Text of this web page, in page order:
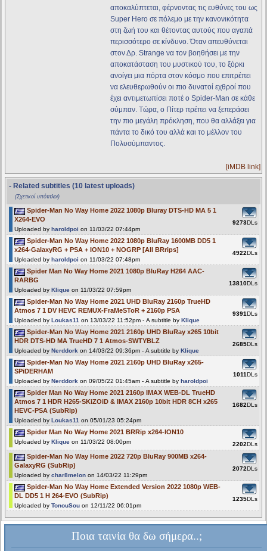
αποκαλύπτεται, φέρνοντας τις ευθύνες του ως
Super Hero σε πόλεμο με την κανονικότητα
στη ζωή του και θέτοντας αυτούς που αγαπά
περισσότερο σε κίνδυνο. Όταν απευθύνεται
στον Δρ. Strange να τον βοηθήσει με την
αποκατάσταση του μυστικού του, το ξόρκι
ανοίγει μια πόρτα στον κόσμο που επιτρέπει
να ελευθερωθούν οι πιο δυνατοί εχθροί που
έχει αντιμετωπίσει ποτέ ο Spider-Man σε κάθε
σύμπαν. Τώρα, ο Πίτερ πρέπει να ξεπεράσει
την πιο μεγάλη πρόκληση, που θα αλλάξει για
πάντα το δικό του αλλά και το μέλλον του
Πολυσύμπαντος.
[iMDB link]
- Related subtitles (10 latest uploads)
(Σχετικοί υπότιτλοι)
Spider-Man No Way Home 2022 1080p Bluray DTS-HD MA 5 1
X264-EVO
Uploaded by haroldpoi on 11/03/22 07:44pm
9273DLs
Spider-Man No Way Home 2022 1080p BluRay 1600MB DD5 1
x264-GalaxyRG + PSA + ION10 + NOGRP [All BRrips]
Uploaded by haroldpoi on 11/03/22 07:48pm
4922DLs
Spider Man No Way Home 2021 1080p BluRay H264 AAC-
RARBG
Uploaded by Klique on 11/03/22 07:59pm
13810DLs
Spider-Man No Way Home 2021 UHD BluRay 2160p TrueHD
Atmos 7 1 DV HEVC REMUX-FraMeSToR + 2160p PSA
Uploaded by Loukas11 on 13/03/22 11:52pm - A subtitle by Klique
9391DLs
Spider-Man No Way Home 2021 2160p UHD BluRay x265 10bit
HDR DTS-HD MA TrueHD 7 1 Atmos-SWTYBLZ
Uploaded by Nerddork on 14/03/22 09:36pm - A subtitle by Klique
2685DLs
Spider-Man No Way Home 2021 2160p UHD BluRay x265-
SPiDERHAM
Uploaded by Nerddork on 09/05/22 01:45am - A subtitle by haroldpoi
1011DLs
Spider Man No Way Home 2021 2160p IMAX WEB-DL TrueHD
Atmos 7 1 HDR H265-SKiZOiD & IMAX 2160p 10bit HDR 8CH x265
HEVC-PSA (SubRip)
Uploaded by Loukas11 on 05/01/23 05:24pm
1682DLs
Spider Man No Way Home 2021 BRRip x264-ION10
Uploaded by Klique on 11/03/22 08:00pm 2202DLs
Spider-Man No Way Home 2022 720p BluRay 900MB x264-
GalaxyRG (SubRip)
Uploaded by char8melon on 14/03/22 11:29pm
2072DLs
Spider-Man No Way Home Extended Version 2022 1080p WEB-
DL DD5 1 H 264-EVO (SubRip)
Uploaded by TonouSou on 12/11/22 06:01pm
1235DLs
Ποια ταινία θα δω σήμερα..;